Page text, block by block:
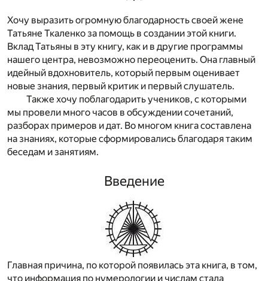
Хочу выразить огромную благодарность своей жене
Татьяне Ткаленко за помощь в создании этой книги.
Вклад Татьяны в эту книгу, как и в другие программы
нашего центра, невозможно переоценить. Она главный
идейный вдохновитель, который первым оценивает
новые знания, первый критик и первый слушатель.
Также хочу поблагодарить учеников, с которыми
мы провели много часов в обсуждении сочетаний,
разборах примеров и дат. Во многом книга составлена
на знаниях, которые сформировались благодаря таким
беседам и занятиям.
Введение
Главная причина, по которой появилась эта книга, в том,
что информация по нумерологии и числам стала